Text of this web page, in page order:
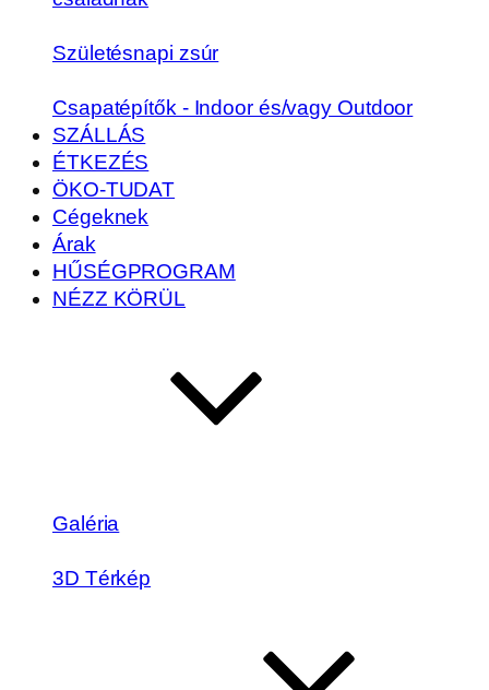
Születésnapi zsúr
Csapatépítők - Indoor és/vagy Outdoor
SZÁLLÁS
ÉTKEZÉS
ÖKO-TUDAT
Cégeknek
Árak
HŰSÉGPROGRAM
NÉZZ KÖRÜL
Galéria
3D Térkép